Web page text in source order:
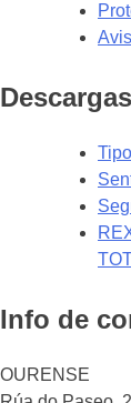
Descargas
Info de
OURENSE